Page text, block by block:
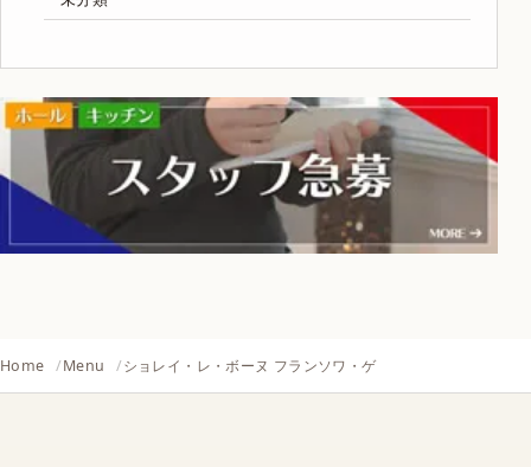
Home Menu ショレイ・レ・ボーヌ フランソワ・ゲ